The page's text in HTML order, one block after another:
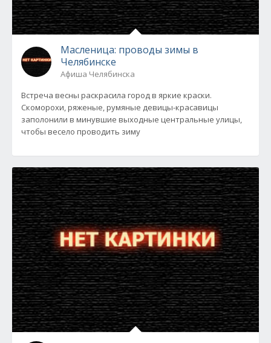
Масленица: проводы зимы в
Челябинске
Афиша Челябинска
Встреча весны раскрасила город в яркие краски.
Скоморохи, ряженые, румяные девицы-красавицы
заполонили в минувшие выходные центральные улицы,
чтобы весело проводить зиму